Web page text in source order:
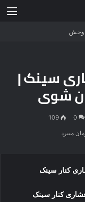
وحش
سینک |
شوی
0
109
کنار سینک
کنار سینک